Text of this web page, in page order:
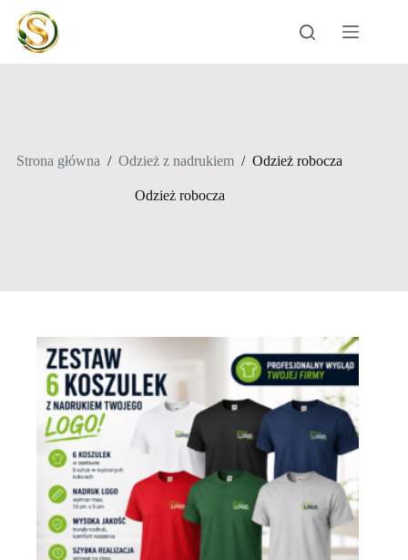
Przejdź
treści
Strona główna / Odzież z nadrukiem / Odzież robocza
Odzież robocza